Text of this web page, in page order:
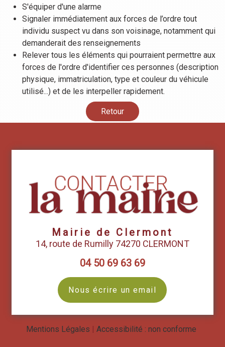
S'équiper d'une alarme
Signaler immédiatement aux forces de l’ordre tout
individu suspect vu dans son voisinage, notamment qui
demanderait des renseignements
Relever tous les éléments qui pourraient permettre aux
forces de l'ordre d'identifier ces personnes (description
physique, immatriculation, type et couleur du véhicule
utilisé...) et de les interpeller rapidement.
Retour
Mairie de Clermont
14, route de Rumilly 74270 CLERMONT
04 50 69 63 69
Nous écrire un email
Mentions Légales Accessibilité : non conforme